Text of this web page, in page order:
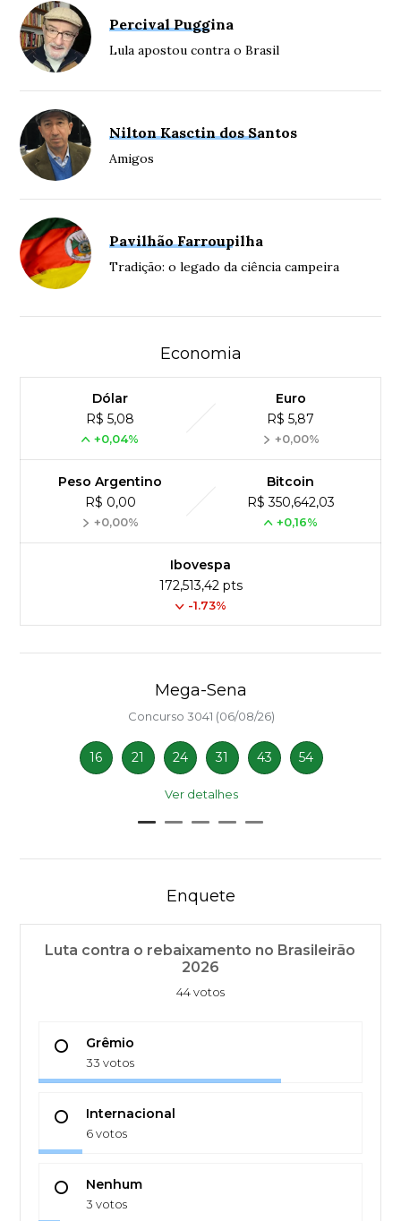
Percival Puggina
Lula apostou contra o Brasil
Nilton Kasctin dos Santos
Amigos
Pavilhão Farroupilha
Tradição: o legado da ciência campeira
Economia
Dólar
R$ 5,08
+0,04%
Euro
R$ 5,87
+0,00%
Peso Argentino
R$ 0,00
+0,00%
Bitcoin
R$ 350,642,03
+0,16%
Ibovespa
172,513,42 pts
-1.73%
Mega-Sena
Concurso 3041 (06/08/26)
16 21 24 31 43 54
Ver detalhes
Enquete
Luta contra o rebaixamento no Brasileirão
2026
44 votos
Grêmio
33 votos
Internacional
6 votos
Nenhum
3 votos